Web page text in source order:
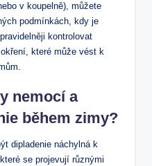
v koupelně), můžete⁣
podmínkách, kdy je
kontrolovat
které může vést k
nemocí a
během zimy?
dipladenie⁤ náchylná k
se projevují ⁣různými